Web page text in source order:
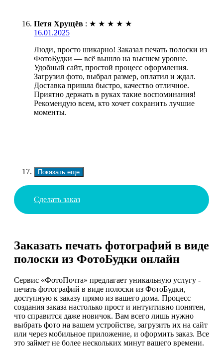
Петя Хрущёв : ★ ★ ★ ★ ★
16.01.2025
Люди, просто шикарно! Заказал печать полоски из
ФотоБудки — всё вышло на высшем уровне.
Удобный сайт, простой процесс оформления.
Загрузил фото, выбрал размер, оплатил и ждал.
Доставка пришла быстро, качество отличное.
Приятно держать в руках такие воспоминания!
Рекомендую всем, кто хочет сохранить лучшие
моменты.
Показать еще
Сделать заказ
Заказать печать фотографий в виде
полоски из ФотоБудки онлайн
Сервис «ФотоПочта» предлагает уникальную услугу -
печать фотографий в виде полоски из ФотоБудки,
доступную к заказу прямо из вашего дома. Процесс
создания заказа настолько прост и интуитивно понятен,
что справится даже новичок. Вам всего лишь нужно
выбрать фото на вашем устройстве, загрузить их на сайт
или через мобильное приложение, и оформить заказ. Все
это займет не более нескольких минут вашего времени.